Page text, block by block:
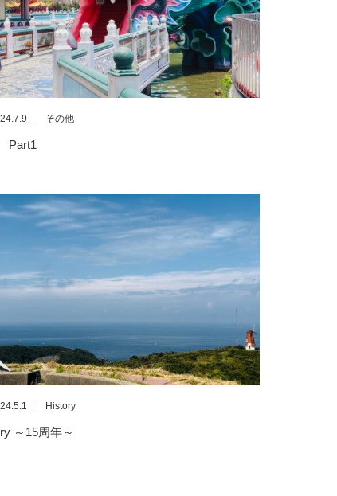
その他
Part1
History
～15周年～